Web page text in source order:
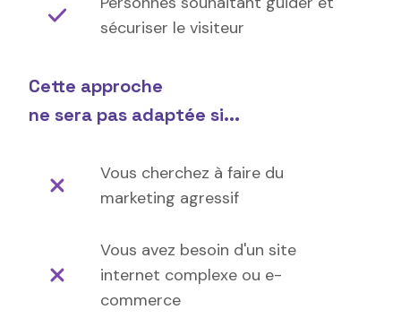
sécuriser le visiteur
Cette approche
ne sera pas adaptée si...
Vous cherchez à faire du
marketing agressif
Vous avez besoin d'un site
internet complexe ou e-
commerce